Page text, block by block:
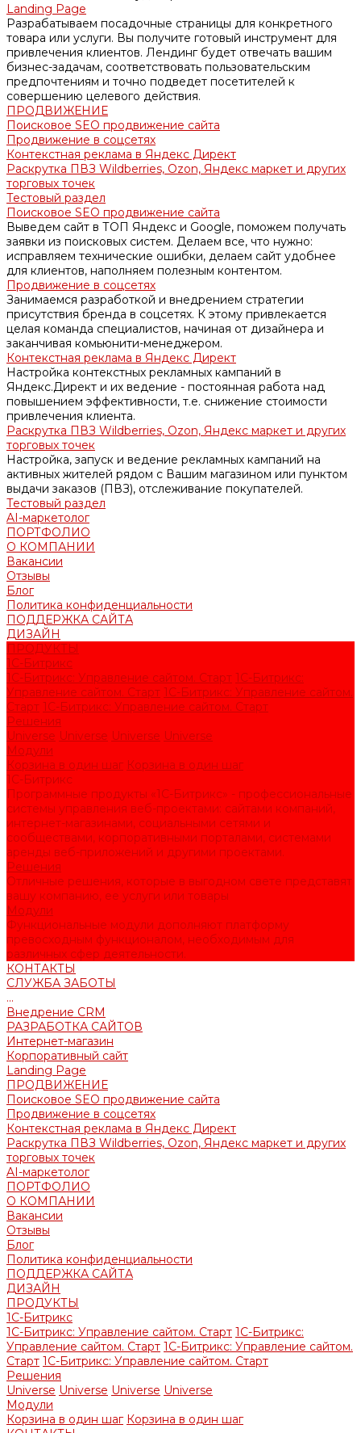
Landing Page
Разрабатываем посадочные страницы для конкретного
товара или услуги. Вы получите готовый инструмент для
привлечения клиентов. Лендинг будет отвечать вашим
бизнес-задачам, соответствовать пользовательским
предпочтениям и точно подведет посетителей к
совершению целевого действия.
ПРОДВИЖЕНИЕ
Поисковое SEO продвижение сайта
Продвижение в соцсетях
Контекстная реклама в Яндекс Директ
Раскрутка ПВЗ Wildberries, Ozon, Яндекс маркет и других
торговых точек
Тестовый раздел
Поисковое SEO продвижение сайта
Выведем сайт в ТОП Яндекс и Google, поможем получать
заявки из поисковых систем. Делаем все, что нужно:
исправляем технические ошибки, делаем сайт удобнее
для клиентов, наполняем полезным контентом.
Продвижение в соцсетях
Занимаемся разработкой и внедрением стратегии
присутствия бренда в соцсетях. К этому привлекается
целая команда специалистов, начиная от дизайнера и
заканчивая комьюнити-менеджером.
Контекстная реклама в Яндекс Директ
Настройка контекстных рекламных кампаний в
Яндекс.Директ и их ведение - постоянная работа над
повышением эффективности, т.е. снижение стоимости
привлечения клиента.
Раскрутка ПВЗ Wildberries, Ozon, Яндекс маркет и других
торговых точек
Настройка, запуск и ведение рекламных кампаний на
активных жителей рядом с Вашим магазином или пунктом
выдачи заказов (ПВЗ), отслеживание покупателей.
Тестовый раздел
AI-маркетолог
ПОРТФОЛИО
О КОМПАНИИ
Вакансии
Отзывы
Блог
Политика конфиденциальности
ПОДДЕРЖКА САЙТА
ДИЗАЙН
ПРОДУКТЫ
1С-Битрикс
1С-Битрикс: Управление сайтом. Старт 1С-Битрикс:
Управление сайтом. Старт 1С-Битрикс: Управление сайтом.
Старт 1С-Битрикс: Управление сайтом. Старт
Решения
Universe Universe Universe Universe
Модули
Корзина в один шаг Корзина в один шаг
1С-Битрикс
Программные продукты «1С-Битрикс» - профессиональные
системы управления веб-проектами: сайтами компаний,
интернет-магазинами, социальными сетями и
сообществами, корпоративными порталами, системами
аренды веб-приложений и другими проектами.
Решения
Отличные решения, которые в выгодном свете представят
вашу компанию, ее услуги или товары
Модули
Функциональные модули дополняют платформу
превосходным функционалом, необходимым для
различных сфер деятельности.
КОНТАКТЫ
СЛУЖБА ЗАБОТЫ
...
Внедрение CRM
РАЗРАБОТКА САЙТОВ
Интернет-магазин
Корпоративный сайт
Landing Page
ПРОДВИЖЕНИЕ
Поисковое SEO продвижение сайта
Продвижение в соцсетях
Контекстная реклама в Яндекс Директ
Раскрутка ПВЗ Wildberries, Ozon, Яндекс маркет и других
торговых точек
AI-маркетолог
ПОРТФОЛИО
О КОМПАНИИ
Вакансии
Отзывы
Блог
Политика конфиденциальности
ПОДДЕРЖКА САЙТА
ДИЗАЙН
ПРОДУКТЫ
1С-Битрикс
1С-Битрикс: Управление сайтом. Старт 1С-Битрикс:
Управление сайтом. Старт 1С-Битрикс: Управление сайтом.
Старт 1С-Битрикс: Управление сайтом. Старт
Решения
Universe Universe Universe Universe
Модули
Корзина в один шаг Корзина в один шаг